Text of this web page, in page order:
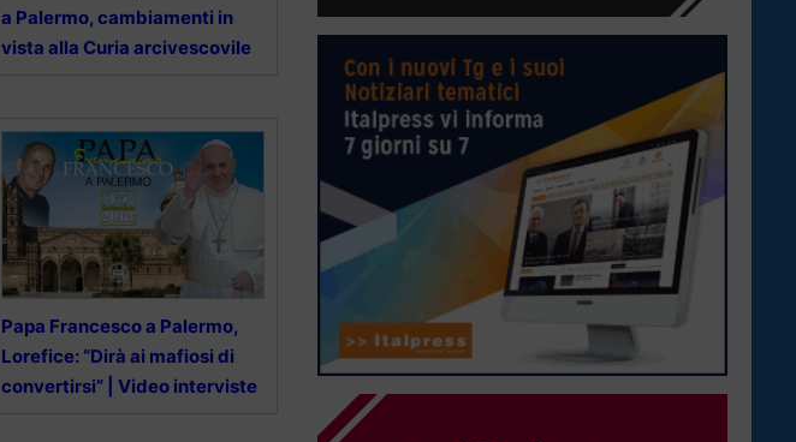
a Palermo, cambiamenti in
vista alla Curia arcivescovile
Papa Francesco a Palermo,
Lorefice: “Dirà ai mafiosi di
convertirsi” | Video interviste